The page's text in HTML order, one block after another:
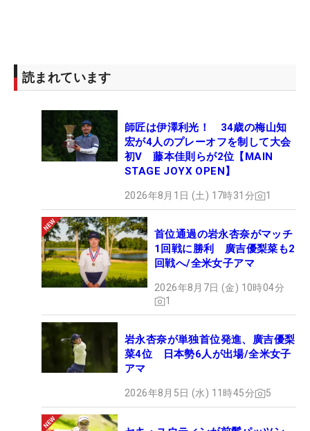
読まれています
師匠は伊澤利光！ 34歳の梅山知
宏が4人のプレーオフを制して大会
初V 藤本佳則らが2位【MAIN
STAGE JOYX OPEN】
2026年8月1日 (土) 17時31分 1
首位通過の岩永杏奈がマッチ
1回戦に勝利 廣吉優梨菜も2
回戦へ/全米女子アマ
2026年8月7日 (金) 10時04分
1
岩永杏奈が単独首位発進、廣吉優梨
菜4位 日本勢6人が出場/全米女子
アマ
2026年8月5日 (水) 11時45分 5